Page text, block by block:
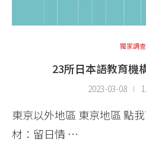
獨家調查
23所日本語教育機
2023-03-08
東京以外地區 東京地區 點
材：留日情 …